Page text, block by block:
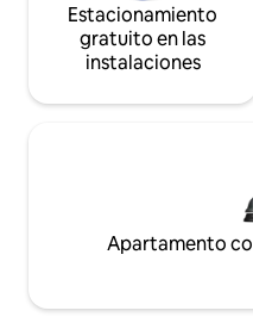
Estacionamiento
gratuito en las
instalaciones
Apartamento